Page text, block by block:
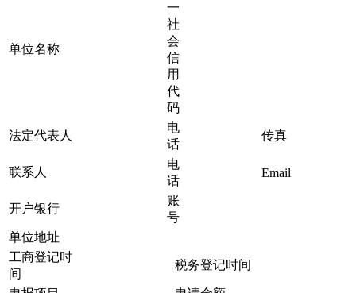
单位名称
一
社
会
信
用
代
码
法定代表人
电
话
传真
联系人
电
话
Email
开户银行
账
号
单位地址
工商登记时
间
税务登记时间